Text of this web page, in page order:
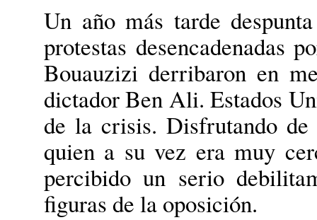
Un año más tarde
protestas desencadenadas
Bouauzizi derribaron en
dictador Ben Ali. Estados
de la crisis. Disfrutando
quien a su vez era muy
percibido un serio
figuras de la oposición.